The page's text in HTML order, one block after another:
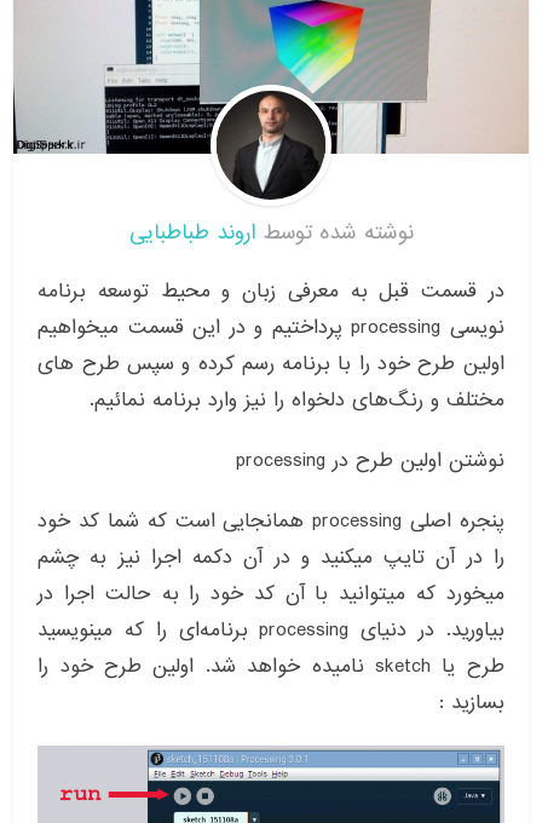
نوشته شده توسط اروند طباطبایی
در قسمت قبل به معرفی زبان و محیط توسعه برنامه
نویسی processing پرداختیم و در این قسمت میخواهیم
اولین طرح خود را با برنامه رسم کرده و سپس طرح های
مختلف و رنگ‌های دلخواه را نیز وارد برنامه نمائیم.
نوشتن اولین طرح در processing
پنجره اصلی processing همانجایی است که شما کد خود
را در آن تایپ میکنید و در آن دکمه اجرا نیز به چشم
میخورد که میتوانید با آن کد خود را به حالت اجرا در
بیاورید. در دنیای processing برنامه‌ای را که مینویسید
طرح یا sketch نامیده خواهد شد. اولین طرح خود را
بسازید :